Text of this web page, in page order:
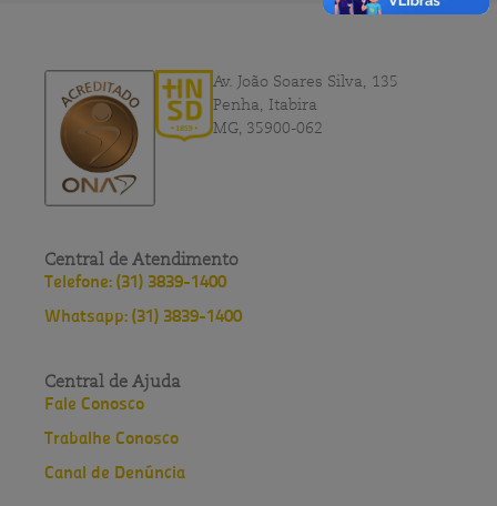
Av. João Soares Silva, 135
Penha, Itabira
MG, 35900-062
Central de Atendimento
Telefone: (31) 3839-1400
Whatsapp: (31) 3839-1400
Central de Ajuda
Fale Conosco
Trabalhe Conosco
Canal de Denúncia